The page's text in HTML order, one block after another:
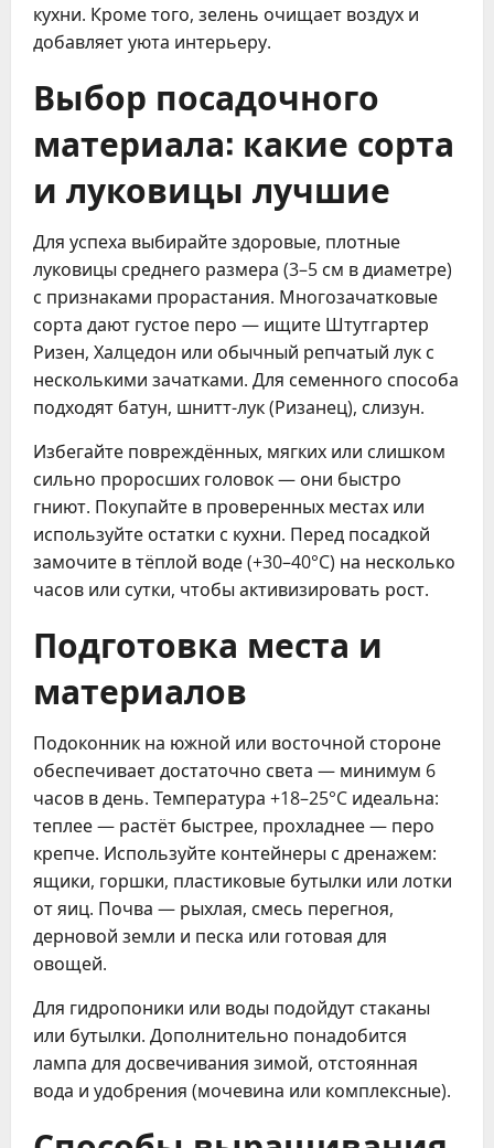
кухни. Кроме того, зелень очищает воздух и
добавляет уюта интерьеру.
Выбор посадочного
материала: какие сорта
и луковицы лучшие
Для успеха выбирайте здоровые, плотные
луковицы среднего размера (3–5 см в диаметре)
с признаками прорастания. Многозачатковые
сорта дают густое перо — ищите Штутгартер
Ризен, Халцедон или обычный репчатый лук с
несколькими зачатками. Для семенного способа
подходят батун, шнитт-лук (Ризанец), слизун.
Избегайте повреждённых, мягких или слишком
сильно проросших головок — они быстро
гниют. Покупайте в проверенных местах или
используйте остатки с кухни. Перед посадкой
замочите в тёплой воде (+30–40°C) на несколько
часов или сутки, чтобы активизировать рост.
Подготовка места и
материалов
Подоконник на южной или восточной стороне
обеспечивает достаточно света — минимум 6
часов в день. Температура +18–25°C идеальна:
теплее — растёт быстрее, прохладнее — перо
крепче. Используйте контейнеры с дренажем:
ящики, горшки, пластиковые бутылки или лотки
от яиц. Почва — рыхлая, смесь перегноя,
дерновой земли и песка или готовая для
овощей.
Для гидропоники или воды подойдут стаканы
или бутылки. Дополнительно понадобится
лампа для досвечивания зимой, отстоянная
вода и удобрения (мочевина или комплексные).